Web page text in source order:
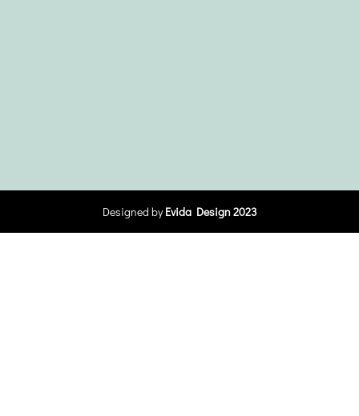
Designed byEvida Design 2023